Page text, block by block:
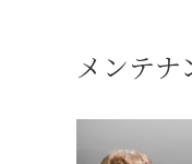
メンテナ